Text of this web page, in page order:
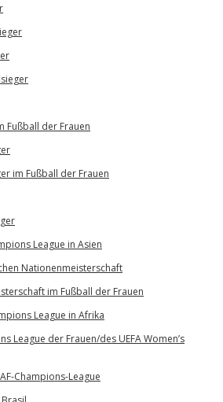
Fußball der Frauen
im Fußball der Frauen
League in Asien
Nationenmeisterschaft
im Fußball der Frauen
League in Afrika
League der Frauen/des UEFA Women’s
Champions-League